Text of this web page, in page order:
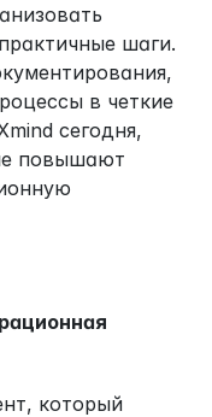
шаги.
в четкие
сегодня,
повышают
который